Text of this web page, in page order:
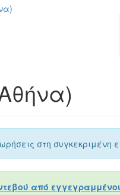
στη συγκεκριμένη
από